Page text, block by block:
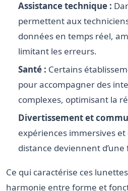
Assistance technique :
permettent aux
données en temps réel,
limitant les erreurs.
Santé : Certains
pour accompagner des
complexes, optimisant la
Divertissement et
expériences immersives
distance deviennent
Ce qui caractérise ces
harmonie entre forme et